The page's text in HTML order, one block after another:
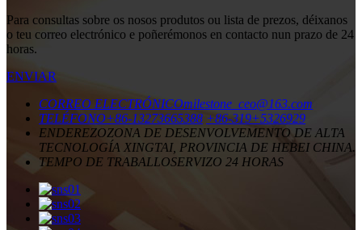
Para consultas sobre os nosos produtos ou lista de prezos, déixanos
o teu correo electrónico e poñerémonos en contacto nun prazo de 24
horas.
ENVIAR
CORREO ELECTRÓNICOmilestone_ceo@163.com
TELÉFONO+86-13273665388 +86-319+5326929
ENDEREZOZONA DE DESENVOLVEMENTO DE ALTA
TECNOLOGÍA XINGTAI, PROVINCIA DE HEBEI CHINA.
TEMPO DE TRABALLOSERVIZO 24 HORAS